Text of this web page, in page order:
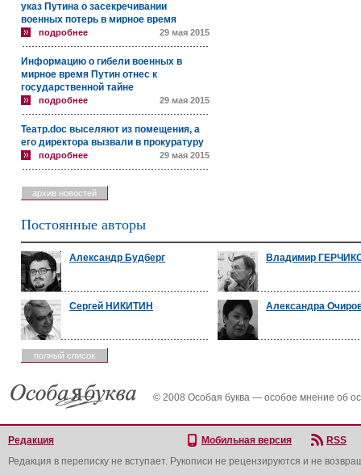
указ Путина о засекречивании
военных потерь в мирное время
подробнее 29 мая 2015
Информацию о гибели военных в
мирное время Путин отнес к
государственной тайне
подробнее 29 мая 2015
Театр.doc выселяют из помещения, а
его директора вызвали в прокуратуру
подробнее 29 мая 2015
архив новостей
Постоянные авторы
Александр Будберг Владимир
Сергей НИКИТИН Александра
полный список
© 2008 Особая буква — особое мнение об
Редакция Мобильная версия
RSS
Редакция в переписку не вступает. Рукописи не рецензируются и не